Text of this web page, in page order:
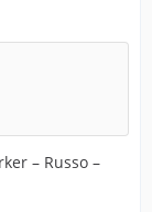
– Russo –